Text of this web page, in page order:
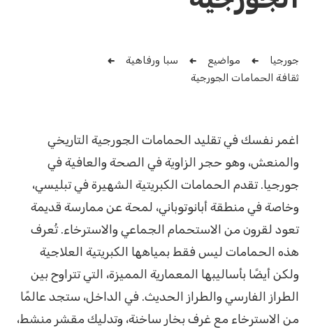
جورجيا مواضيع
سبا ورفاهية
ثقافة الحمامات الجورجية
اغمر نفسك في تقليد الحمامات الجورجية التاريخي
والمنعش، وهو حجر الزاوية في الصحة والعافية في
جورجيا. تقدم الحمامات الكبريتية الشهيرة في تبليسي،
وخاصة في منطقة أبانوتوباني، لمحة عن ممارسة قديمة
تعود لقرون من الاستحمام الجماعي والاسترخاء. تُعرف
هذه الحمامات ليس فقط بمياهها الكبريتية العلاجية
ولكن أيضًا بأساليبها المعمارية المميزة، التي تتراوح بين
الطراز الفارسي والطراز الحديث. في الداخل، ستجد عالمًا
من الاسترخاء مع غرف بخار ساخنة، وتدليك مقشر منشط،